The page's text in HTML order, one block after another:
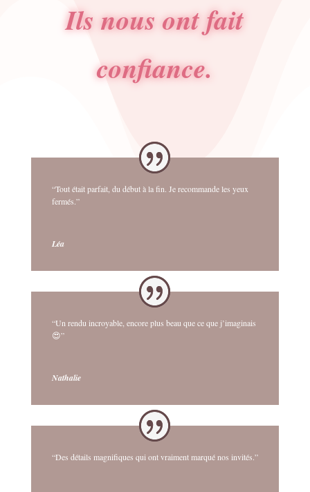
Ils nous ont fait
confiance.
“Tout était parfait, du début à la fin. Je recommande les yeux
fermés.”
Léa
“Un rendu incroyable, encore plus beau que ce que j’imaginais
😍”
Nathalie
“Des détails magnifiques qui ont vraiment marqué nos invités.”